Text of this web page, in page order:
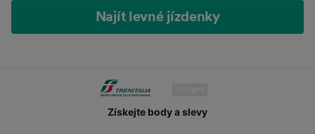
Najít levné jízdenky
Získejte body a slevy